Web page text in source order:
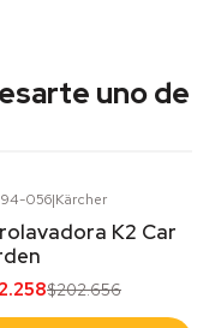
uno de
056|Kärcher
K2 Car
$202.656